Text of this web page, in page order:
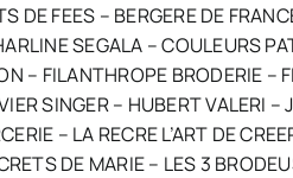
DE FEES – BERGERE DE
SEGALA – COULEURS
– FILANTHROPE BRODERIE
SINGER – HUBERT VALERI
– LA RECRE L’ART DE
DE MARIE – LES 3